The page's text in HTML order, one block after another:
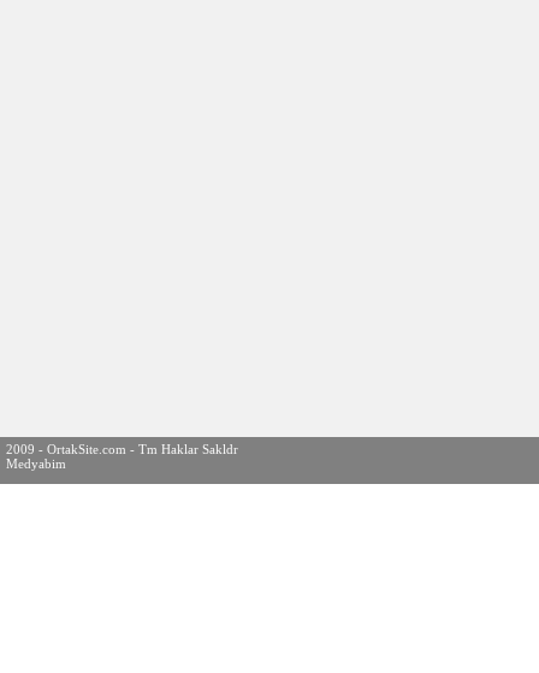
2009 - OrtakSite.com - Tm Haklar Sakldr
Medyabim